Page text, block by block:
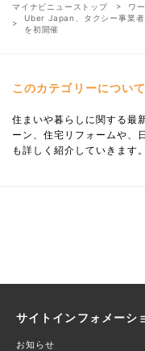
マイナビニューストップ ワ
Uber Japan、タクシー事業者
を初開催
このカテゴリーについて
住まいや暮らしに関する最
ーン、住宅リフォームや、
も詳しく紹介していきます。
サイトインフォメーシ
お知らせ